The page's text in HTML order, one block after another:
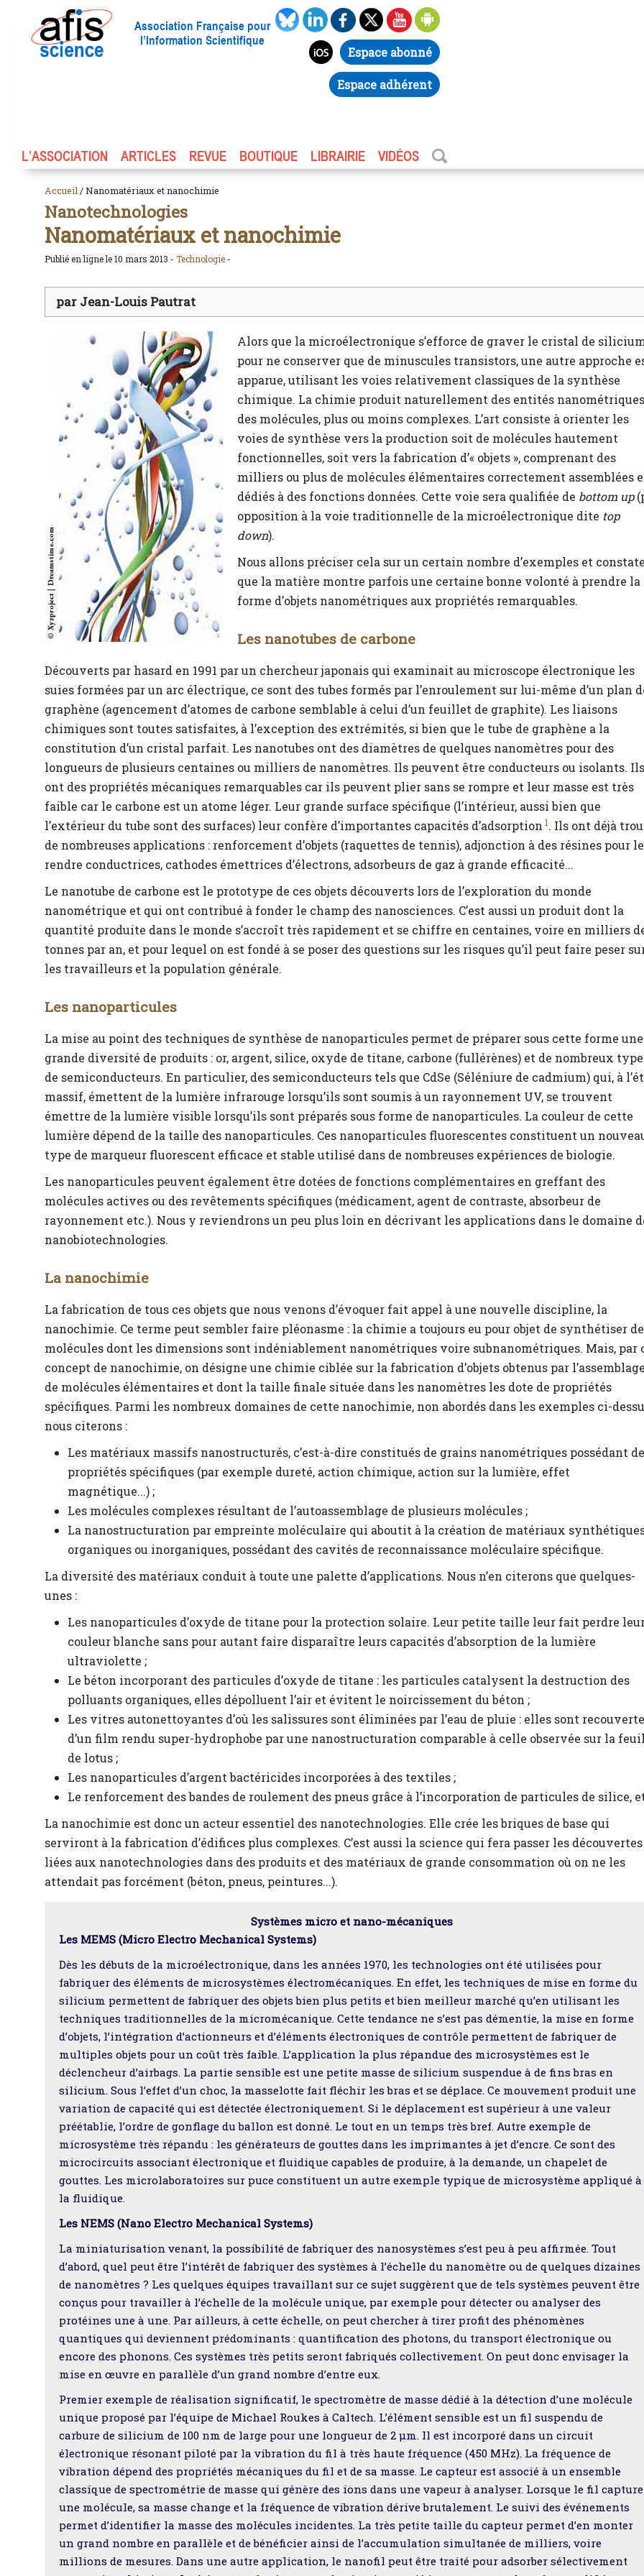
Association Française pour
l’Information Scientifique
Espace abonné
Espace adhérent
L’ASSOCIATION ARTICLES REVUE BOUTIQUE LIBRAIRIE VIDÉOS
Accueil / Nanomatériaux et nanochimie
Nanotechnologies
Nanomatériaux et nanochimie
Publié en ligne le 10 mars 2013 - Technologie -
par Jean-Louis Pautrat
Alors que la microélectronique s’efforce de graver le cristal de
pour ne conserver que de minuscules transistors, une autre approche
apparue, utilisant les voies relativement classiques de la synthèse
chimique. La chimie produit naturellement des entités
des molécules, plus ou moins complexes. L’art consiste à orienter les
voies de synthèse vers la production soit de molécules hautement
fonctionnelles, soit vers la fabrication d’« objets », comprenant des
milliers ou plus de molécules élémentaires correctement assemblées
dédiés à des fonctions données. Cette voie sera qualifiée de bottom up
opposition à la voie traditionnelle de la microélectronique dite top
down).
Nous allons préciser cela sur un certain nombre d’exemples et
que la matière montre parfois une certaine bonne volonté à prendre la
forme d’objets nanométriques aux propriétés remarquables.
Les nanotubes de carbone
Découverts par hasard en 1991 par un chercheur japonais qui examinait au microscope électronique les
suies formées par un arc électrique, ce sont des tubes formés par l’enroulement sur lui-même d’un plan
graphène (agencement d’atomes de carbone semblable à celui d’un feuillet de graphite). Les liaisons
chimiques sont toutes satisfaites, à l’exception des extrémités, si bien que le tube de graphène a la
constitution d’un cristal parfait. Les nanotubes ont des diamètres de quelques nanomètres pour des
longueurs de plusieurs centaines ou milliers de nanomètres. Ils peuvent être conducteurs ou isolants. Ils
ont des propriétés mécaniques remarquables car ils peuvent plier sans se rompre et leur masse est très
faible car le carbone est un atome léger. Leur grande surface spécifique (l’intérieur, aussi bien que
l’extérieur du tube sont des surfaces) leur confère d’importantes capacités d’adsorption 1. Ils ont déjà
de nombreuses applications : renforcement d’objets (raquettes de tennis), adjonction à des résines pour
rendre conductrices, cathodes émettrices d’électrons, adsorbeurs de gaz à grande efficacité...
Le nanotube de carbone est le prototype de ces objets découverts lors de l’exploration du monde
nanométrique et qui ont contribué à fonder le champ des nanosciences. C’est aussi un produit dont la
quantité produite dans le monde s’accroît très rapidement et se chiffre en centaines, voire en milliers
tonnes par an, et pour lequel on est fondé à se poser des questions sur les risques qu’il peut faire peser
les travailleurs et la population générale.
Les nanoparticules
La mise au point des techniques de synthèse de nanoparticules permet de préparer sous cette forme une
grande diversité de produits : or, argent, silice, oxyde de titane, carbone (fullérènes) et de nombreux
de semiconducteurs. En particulier, des semiconducteurs tels que CdSe (Séléniure de cadmium) qui, à
massif, émettent de la lumière infrarouge lorsqu’ils sont soumis à un rayonnement UV, se trouvent
émettre de la lumière visible lorsqu’ils sont préparés sous forme de nanoparticules. La couleur de cette
lumière dépend de la taille des nanoparticules. Ces nanoparticules fluorescentes constituent un
type de marqueur fluorescent efficace et stable utilisé dans de nombreuses expériences de biologie.
Les nanoparticules peuvent également être dotées de fonctions complémentaires en greffant des
molécules actives ou des revêtements spécifiques (médicament, agent de contraste, absorbeur de
rayonnement etc.). Nous y reviendrons un peu plus loin en décrivant les applications dans le domaine
nanobiotechnologies.
La nanochimie
La fabrication de tous ces objets que nous venons d’évoquer fait appel à une nouvelle discipline, la
nanochimie. Ce terme peut sembler faire pléonasme : la chimie a toujours eu pour objet de synthétiser
molécules dont les dimensions sont indéniablement nanométriques voire subnanométriques. Mais, par
concept de nanochimie, on désigne une chimie ciblée sur la fabrication d’objets obtenus par l’assemblage
de molécules élémentaires et dont la taille finale située dans les nanomètres les dote de propriétés
spécifiques. Parmi les nombreux domaines de cette nanochimie, non abordés dans les exemples ci-
nous citerons :
Les matériaux massifs nanostructurés, c’est-à-dire constitués de grains nanométriques possédant
propriétés spécifiques (par exemple dureté, action chimique, action sur la lumière, effet
magnétique...) ;
Les molécules complexes résultant de l’autoassemblage de plusieurs molécules ;
La nanostructuration par empreinte moléculaire qui aboutit à la création de matériaux
organiques ou inorganiques, possédant des cavités de reconnaissance moléculaire spécifique.
La diversité des matériaux conduit à toute une palette d’applications. Nous n’en citerons que quelques-
unes :
Les nanoparticules d’oxyde de titane pour la protection solaire. Leur petite taille leur fait perdre
couleur blanche sans pour autant faire disparaître leurs capacités d’absorption de la lumière
ultraviolette ;
Le béton incorporant des particules d’oxyde de titane : les particules catalysent la destruction des
polluants organiques, elles dépolluent l’air et évitent le noircissement du béton ;
Les vitres autonettoyantes d’où les salissures sont éliminées par l’eau de pluie : elles sont
d’un film rendu super-hydrophobe par une nanostructuration comparable à celle observée sur la
de lotus ;
Les nanoparticules d’argent bactéricides incorporées à des textiles ;
Le renforcement des bandes de roulement des pneus grâce à l’incorporation de particules de silice,
La nanochimie est donc un acteur essentiel des nanotechnologies. Elle crée les briques de base qui
serviront à la fabrication d’édifices plus complexes. C’est aussi la science qui fera passer les découvertes
liées aux nanotechnologies dans des produits et des matériaux de grande consommation où on ne les
attendait pas forcément (béton, pneus, peintures...).
Systèmes micro et nano-mécaniques
Les MEMS (Micro Electro Mechanical Systems)
Dès les débuts de la microélectronique, dans les années 1970, les technologies ont été utilisées pour
fabriquer des éléments de microsystèmes électromécaniques. En effet, les techniques de mise en forme du
silicium permettent de fabriquer des objets bien plus petits et bien meilleur marché qu’en utilisant les
techniques traditionnelles de la micromécanique. Cette tendance ne s’est pas démentie, la mise en forme
d’objets, l’intégration d’actionneurs et d’éléments électroniques de contrôle permettent de fabriquer de
multiples objets pour un coût très faible. L’application la plus répandue des microsystèmes est le
déclencheur d’airbags. La partie sensible est une petite masse de silicium suspendue à de fins bras en
silicium. Sous l’effet d’un choc, la masselotte fait fléchir les bras et se déplace. Ce mouvement produit une
variation de capacité qui est détectée électroniquement. Si le déplacement est supérieur à une valeur
préétablie, l’ordre de gonflage du ballon est donné. Le tout en un temps très bref. Autre exemple de
microsystème très répandu : les générateurs de gouttes dans les imprimantes à jet d’encre. Ce sont des
microcircuits associant électronique et fluidique capables de produire, à la demande, un chapelet de
gouttes. Les microlaboratoires sur puce constituent un autre exemple typique de microsystème appliqué à
la fluidique.
Les NEMS (Nano Electro Mechanical Systems)
La miniaturisation venant, la possibilité de fabriquer des nanosystèmes s’est peu à peu affirmée. Tout
d’abord, quel peut être l’intérêt de fabriquer des systèmes à l’échelle du nanomètre ou de quelques dizaines
de nanomètres ? Les quelques équipes travaillant sur ce sujet suggèrent que de tels systèmes peuvent être
conçus pour travailler à l’échelle de la molécule unique, par exemple pour détecter ou analyser des
protéines une à une. Par ailleurs, à cette échelle, on peut chercher à tirer profit des phénomènes
quantiques qui deviennent prédominants : quantification des photons, du transport électronique ou
encore des phonons. Ces systèmes très petits seront fabriqués collectivement. On peut donc envisager la
mise en œuvre en parallèle d’un grand nombre d’entre eux.
Premier exemple de réalisation significatif, le spectromètre de masse dédié à la détection d’une molécule
unique proposé par l’équipe de Michael Roukes à Caltech. L’élément sensible est un fil suspendu de
carbure de silicium de 100 nm de large pour une longueur de 2 µm. Il est incorporé dans un circuit
électronique résonant piloté par la vibration du fil à très haute fréquence (450 MHz). La fréquence de
vibration dépend des propriétés mécaniques du fil et de sa masse. Le capteur est associé à un ensemble
classique de spectrométrie de masse qui génère des ions dans une vapeur à analyser. Lorsque le fil capture
une molécule, sa masse change et la fréquence de vibration dérive brutalement. Le suivi des événements
permet d’identifier la masse des molécules incidentes. La très petite taille du capteur permet d’en monter
un grand nombre en parallèle et de bénéficier ainsi de l’accumulation simultanée de milliers, voire
millions de mesures. Dans une autre application, le nanofil peut être traité pour adsorber sélectivement